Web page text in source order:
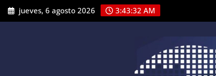
Saltar
al
jueves, 6 agosto 2026 3:43:33 AM